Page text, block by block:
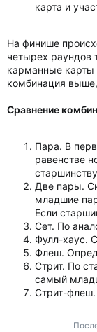
карта и
На финише
четырех раундов
карманные карты
комбинация выше,
Сравнение
Пара. В
равенстве
Две пары.
младшие
Если
Сет. По
Фулл-хаус.
Флеш.
Стрит. По
самый
Стрит-флеш.